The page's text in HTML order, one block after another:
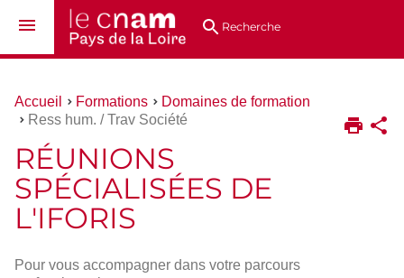
au
directsRecherche
Vous
êtes
Accueil Formations
Domaines de formation
Ress hum. / Trav Société
RÉUNIONS
SPÉCIALISÉES DE
L'IFORIS
Pour vous accompagner dans votre parcours